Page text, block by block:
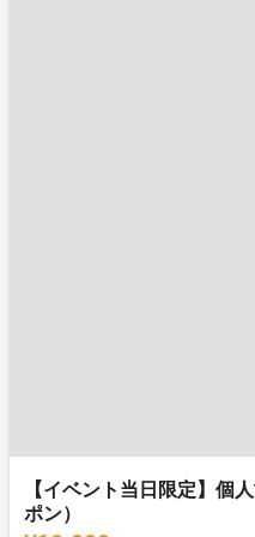
【イベント当日限定】個
ポン）